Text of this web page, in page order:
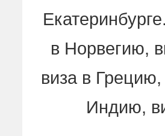
в Норвегию,
виза в
Индию,